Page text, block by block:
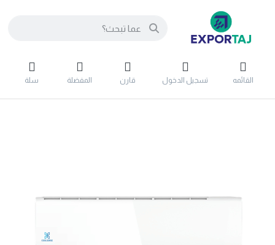
القائمه تسجيل الدخول قارن المفضلة سلة